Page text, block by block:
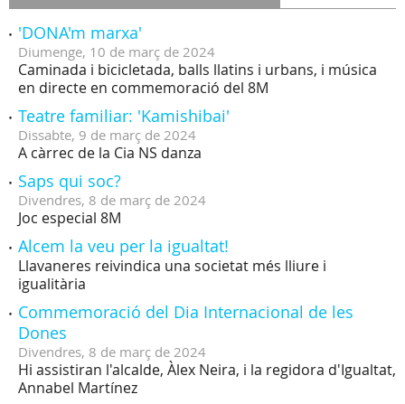
'DONA'm marxa'
Diumenge, 10 de març de 2024
Caminada i bicicletada, balls llatins i urbans, i música
en directe en commemoració del 8M
Teatre familiar: 'Kamishibai'
Dissabte, 9 de març de 2024
A càrrec de la Cia NS danza
Saps qui soc?
Divendres, 8 de març de 2024
Joc especial 8M
Alcem la veu per la igualtat!
Llavaneres reivindica una societat més lliure i
igualitària
Commemoració del Dia Internacional de les
Dones
Divendres, 8 de març de 2024
Hi assistiran l'alcalde, Àlex Neira, i la regidora d'Igualtat,
Annabel Martínez